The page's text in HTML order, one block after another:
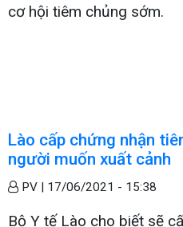
cơ hội tiêm chủng sớm.
Lào cấp chứng nhận
người muốn xuất cảnh
PV | 17/06/2021 - 15:38
Bộ Y tế Lào cho biết sẽ